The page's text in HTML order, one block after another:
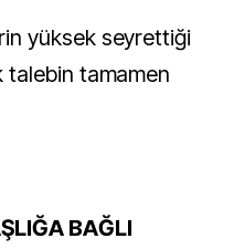
yüksek seyrettiği
talebin tamamen
BAĞLI